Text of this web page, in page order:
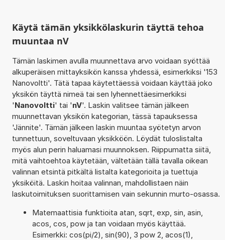
Käytä tämän yksikkölaskurin täyttä tehoa
muuntaa nV
Tämän laskimen avulla muunnettava arvo voidaan syöttää
alkuperäisen mittayksikön kanssa yhdessä, esimerkiksi '153
Nanovoltti'. Tätä tapaa käytettäessä voidaan käyttää joko
yksikön täyttä nimeä tai sen lyhennettäesimerkiksi
'Nanovoltti' tai 'nV'. Laskin valitsee tämän jälkeen
muunnettavan yksikön kategorian, tässä tapauksessa
'Jännite'. Tämän jälkeen laskin muuntaa syötetyn arvon
tunnettuun, soveltuvaan yksikköön. Löydät tuloslistalta
myös alun perin haluamasi muunnoksen. Riippumatta siitä,
mitä vaihtoehtoa käytetään, vältetään tällä tavalla oikean
valinnan etsintä pitkältä listalta kategorioita ja tuettuja
yksiköitä. Laskin hoitaa valinnan, mahdollistaen näin
laskutoimituksen suorittamisen vain sekunnin murto-osassa.
Matemaattisia funktioita atan, sqrt, exp, sin, asin,
acos, cos, pow ja tan voidaan myös käyttää.
Esimerkki: cos(pi/2), sin(90), 3 pow 2, acos(1),